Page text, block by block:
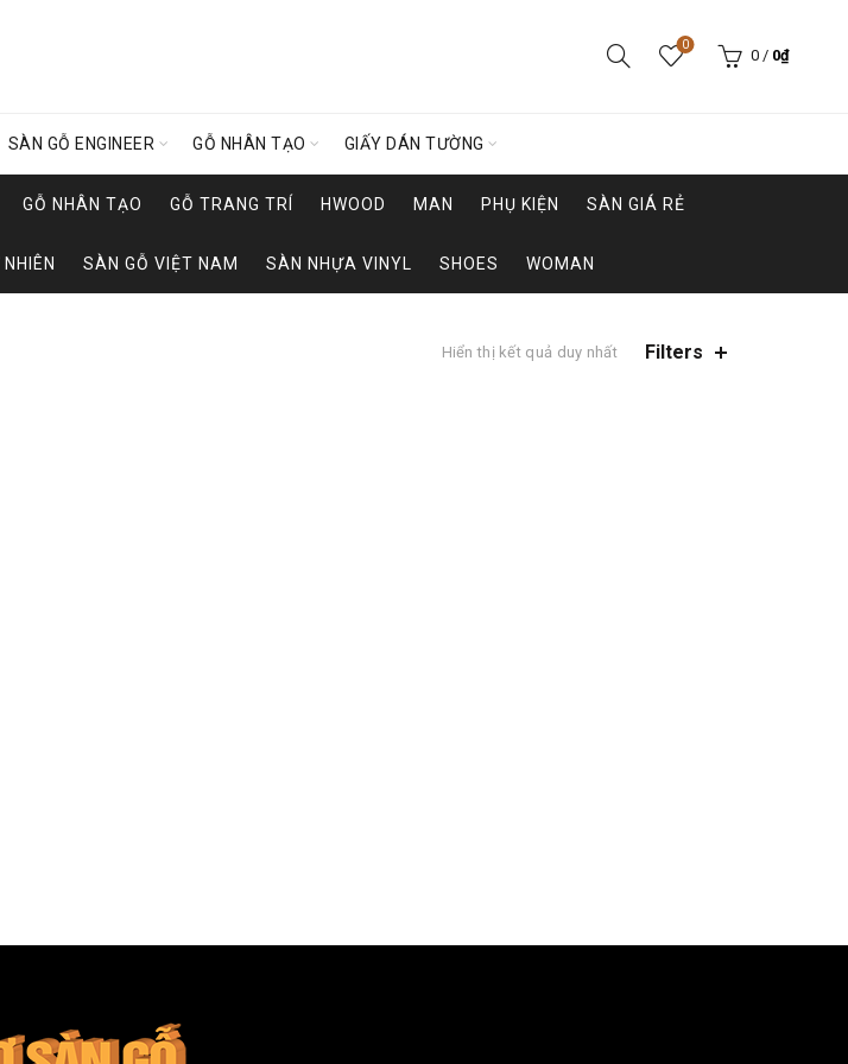
0
0 / 0₫
SÀN GỖ ENGINEER GỖ NHÂN TẠO GIẤY DÁN TƯỜNG
GỖ NHÂN TẠO GỖ TRANG TRÍ HWOOD MAN PHỤ KIỆN SÀN GIÁ RẺ
SÀN GỖ VIỆT NAM SÀN NHỰA VINYL SHOES WOMAN
Hiển thị kết quả duy nhất Filters